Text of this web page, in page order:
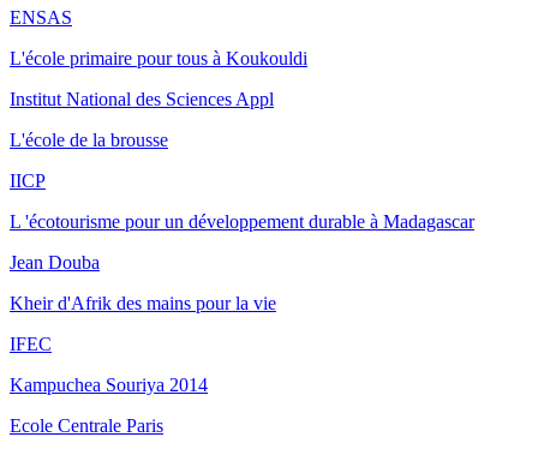
ENSAS
L'école primaire pour tous à Koukouldi
Institut National des Sciences Appl
L'école de la brousse
IICP
L 'écotourisme pour un développement durable à Madagascar
Jean Douba
Kheir d'Afrik des mains pour la vie
IFEC
Kampuchea Souriya 2014
Ecole Centrale Paris